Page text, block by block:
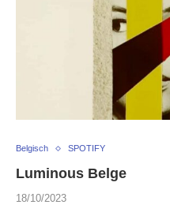
Belgisch SPOTIFY
Luminous Belge
18/10/2023